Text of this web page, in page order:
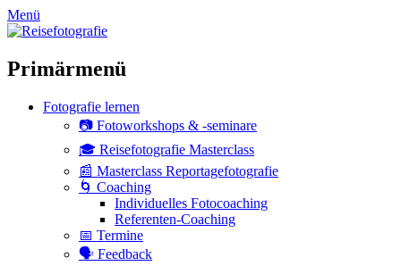
zum
Inhalt
Menü
Primärmenü
Fotografie lernen
📷 Fotoworkshops & -seminare
🎓 Reisefotografie Masterclass
📰 Masterclass Reportagefotografie
🌀 Coaching
Individuelles Fotocoaching
Referenten-Coaching
📅 Termine
🗣 Feedback